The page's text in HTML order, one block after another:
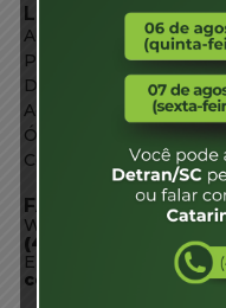
LINKS EXTERNOS
Agência de Notícias
Portal de Serviços
Diário Oficial
Acesso à Informação
Órgãos do Governo
Conheça SC
FALE CONOSCO
WhatsApp:
(48) 3664-1800
E-mail: